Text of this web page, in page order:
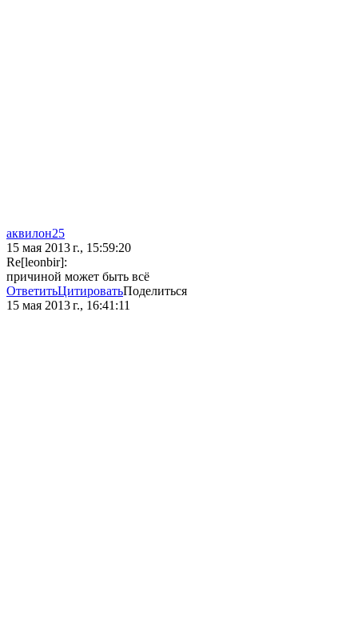
аквилон25
15 мая 2013 г., 15:59:20
Re[leonbir]:
причиной может быть всё
ОтветитьЦитироватьПоделиться
15 мая 2013 г., 16:41:11